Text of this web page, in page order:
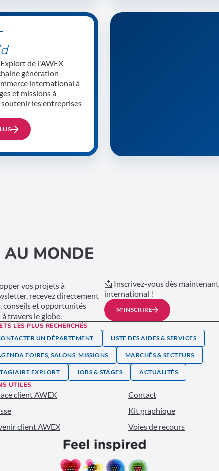
de l'AWEX
génération
international à
et missions à
soutenir les entreprises
AU MONDE
vos projets à
recevez directement
conseils et opportunités
travers le globe.
📩 Inscrivez-vous dès
international !
M'INSCRIRE
LES PLUS RECHERCHÉS
UN DÉPARTEMENT LISTE DES AIDES & SERVICES
FOIRES, SALONS, MISSIONS MARCHÉS & SECTEURS
EXPLORT JOBS & STAGES ACTUALITÉS
UTILES
client AWEX
Contact
Kit graphique
client AWEX
Voies de recours